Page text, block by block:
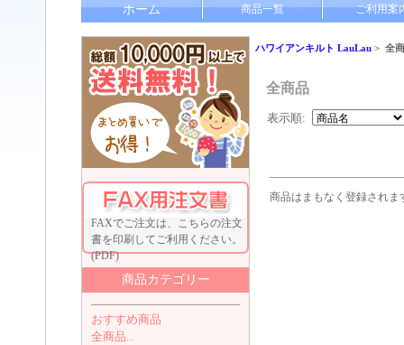
ホーム 商品一覧 ご利用案
FAXでご注文は、こちらの注文
書を印刷してご利用ください。
(PDF)
商品カテゴリー
おすすめ商品
全商品...
ハワイアンキルト LauLau> 全
全商品
表示順:
商品はまもなく登録され